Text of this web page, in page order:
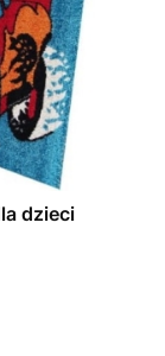
dzieci